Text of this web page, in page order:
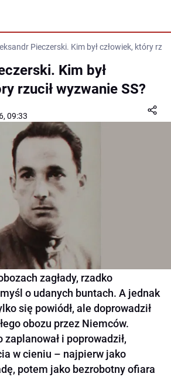
Pieczerski. Kim był człowiek, który
Kim był
rzucił wyzwanie SS?
09:33
zagłady, rzadko
o udanych buntach. A jednak
się powiódł, ale doprowadził
obozu przez Niemców.
zaplanował i poprowadził,
w cieniu – najpierw jako
potem jako bezrobotny ofiara